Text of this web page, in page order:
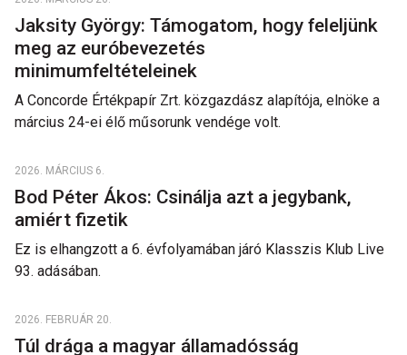
Jaksity György: Támogatom, hogy feleljünk
meg az euróbevezetés
minimumfeltételeinek
A Concorde Értékpapír Zrt. közgazdász alapítója, elnöke a
március 24-ei élő műsorunk vendége volt.
2026. MÁRCIUS 6.
Bod Péter Ákos: Csinálja azt a jegybank,
amiért fizetik
Ez is elhangzott a 6. évfolyamában járó Klasszis Klub Live
93. adásában.
2026. FEBRUÁR 20.
Túl drága a magyar államadósság